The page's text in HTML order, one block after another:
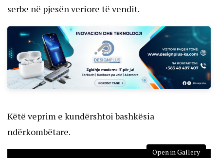
serbe në pjesën veriore të vendit.
Këtë veprim e kundërshtoi bashkësia
ndërkombëtare.
Open in Gallery